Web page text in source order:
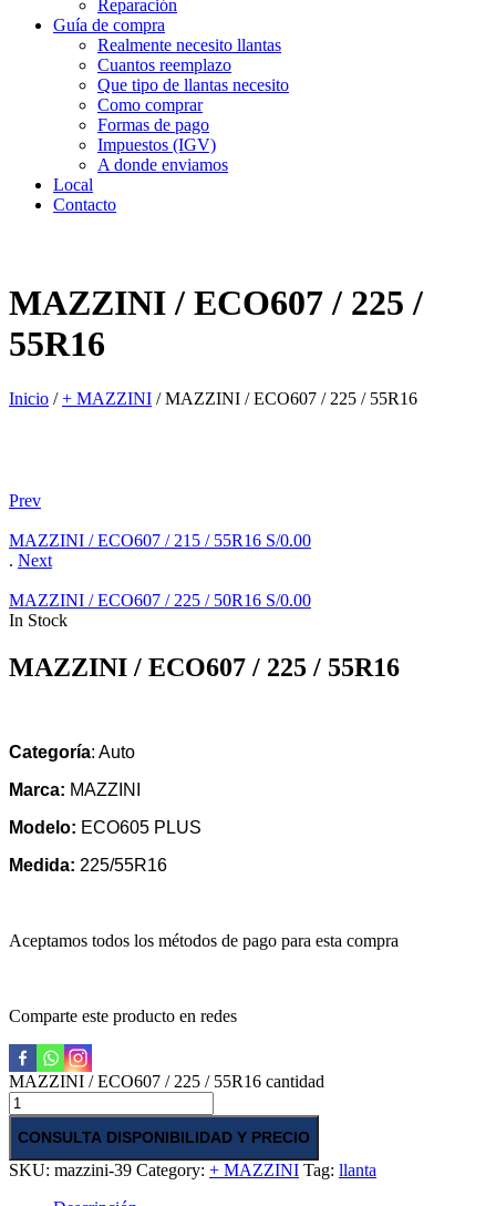
Reparación
Guía de compra
Realmente necesito llantas
Cuantos reemplazo
Que tipo de llantas necesito
Como comprar
Formas de pago
Impuestos (IGV)
A donde enviamos
Local
Contacto
MAZZINI / ECO607 / 225 /
55R16
Inicio /+ MAZZINI /MAZZINI / ECO607 / 225 / 55R16
Prev
MAZZINI / ECO607 / 215 / 55R16 S/0.00
. Next
MAZZINI / ECO607 / 225 / 50R16 S/0.00
In Stock
MAZZINI / ECO607 / 225 / 55R16
Categoría: Auto
Marca: MAZZINI
Modelo: ECO605 PLUS
Medida: 225/55R16
Aceptamos todos los métodos de pago para esta compra
Comparte este producto en redes
MAZZINI / ECO607 / 225 / 55R16 cantidad
CONSULTA DISPONIBILIDAD Y PRECIO
SKU: mazzini-39 Category: + MAZZINI Tag: llanta